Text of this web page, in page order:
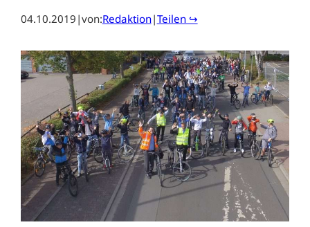
04.10.2019 |von:Redaktion|Teilen ↪